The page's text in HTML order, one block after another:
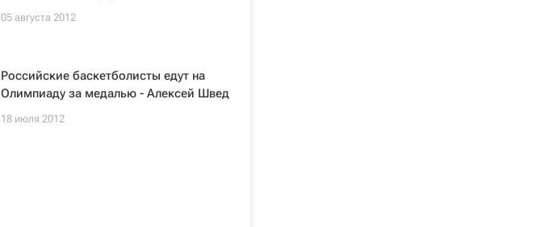
05 августа 2012
Российские баскетболисты едут на
Олимпиаду за медалью - Алексей Швед
18 июля 2012